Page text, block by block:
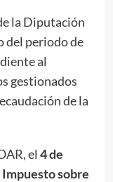
la Diputación
del periodo de
al
gestionados
de la
el 4 de
Impuesto sobre